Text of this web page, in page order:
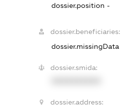
dossier.position -
dossier.beneficiaries:
dossier.missingData
dossier.smida:
dossier.address: